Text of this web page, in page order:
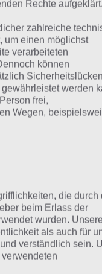
rate ich
irrt sich aber
Aufgaben. So
bei 8 Antworten.
zu raten
ersten mal
zurück, den du
sind aber alle
Antwort
allen Bereichen.
Beginn heißt es
wenn es
Rechte aufgeklärt.
zahlreiche
um einen möglichst
verarbeiteten
können
Sicherheitslücken
werden
frei,
Wegen,
die durch
beim Erlass der
wurden. Unsere
als auch für
verständlich sein.